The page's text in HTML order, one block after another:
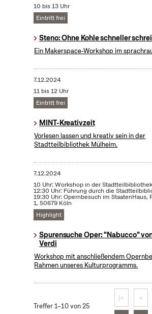
10 bis 13 Uhr
Eintritt frei
Steno: Ohne Kohle schneller
Ein Makerspace-Workshop im
7.12.2024
11 bis 12 Uhr
Eintritt frei
MINT-Kreativzeit
Vorlesen lassen und kreativ sein in der
Stadtteilbibliothek Mülheim.
7.12.2024
10 Uhr: Workshop in der
12:30 Uhr: Führung durch die
19:30 Uhr: Opernbesuch im StaatenHaus,
1, 50679 Köln
Highlight
Spurensuche Oper: "Nabucco"
Verdi
Workshop mit anschließendem
Rahmen unseres Kulturprogramms.
Treffer 1–10 von 25
|< <